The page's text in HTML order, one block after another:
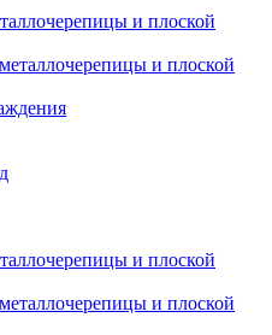
и плоской
и плоской